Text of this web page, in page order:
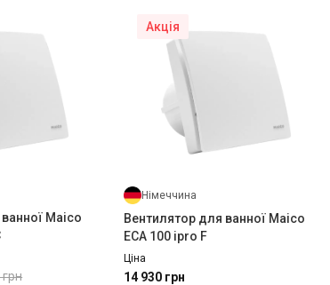
Maico
Акція
Німеччина
Вентилятор для ванної Maico
ECA 100 ipro F
Ціна
14 930 грн